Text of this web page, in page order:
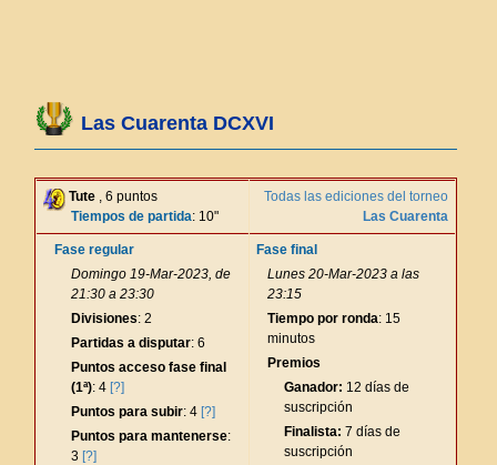
Las Cuarenta DCXVI
Tute , 6 puntos
Tiempos de partida: 10"
Todas las ediciones del torneo
Las Cuarenta
Fase regular
Domingo 19-Mar-2023, de
21:30 a 23:30
Divisiones: 2
Partidas a disputar: 6
Puntos acceso fase final
(1ª): 4 [?]
Puntos para subir: 4 [?]
Puntos para mantenerse:
3 [?]
Fase final
Lunes 20-Mar-2023 a las
23:15
Tiempo por ronda: 15
minutos
Premios
Ganador: 12 días de
suscripción
Finalista: 7 días de
suscripción